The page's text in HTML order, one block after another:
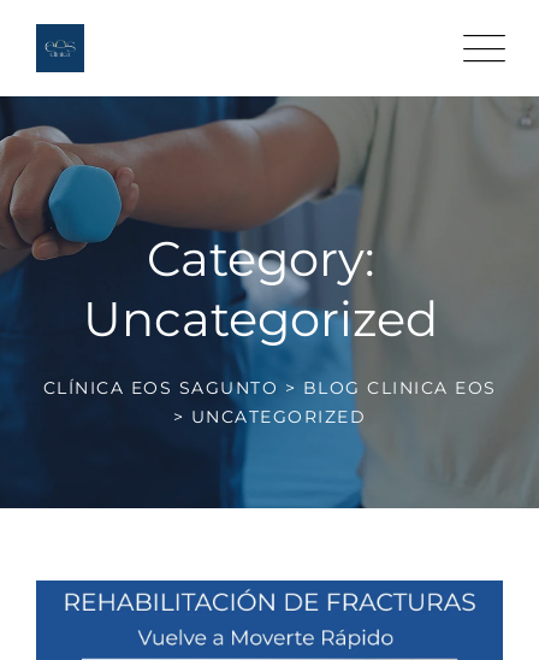
content
Category:
Uncategorized
CLÍNICA EOS SAGUNTO > BLOG CLINICA EOS
> UNCATEGORIZED